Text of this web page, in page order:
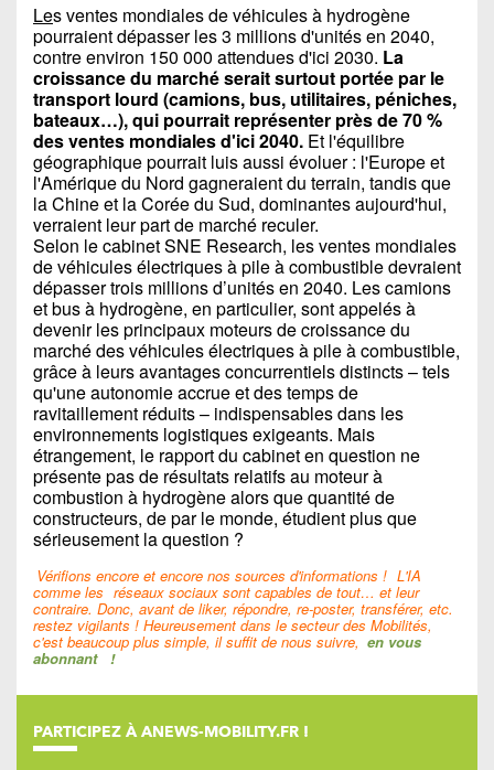
Les ventes mondiales de véhicules à hydrogène
pourraient dépasser les 3 millions d'unités en 2040,
contre environ 150 000 attendues d'ici 2030. La
croissance du marché serait surtout portée par le
transport lourd (camions, bus, utilitaires, péniches,
bateaux…), qui pourrait représenter près de 70 %
des ventes mondiales d'ici 2040. Et l'équilibre
géographique pourrait luis aussi évoluer : l'Europe et
l'Amérique du Nord gagneraient du terrain, tandis que
la Chine et la Corée du Sud, dominantes aujourd'hui,
verraient leur part de marché reculer.
Selon le cabinet SNE Research, les ventes mondiales
de véhicules électriques à pile à combustible devraient
dépasser trois millions d’unités en 2040. Les camions
et bus à hydrogène, en particulier, sont appelés à
devenir les principaux moteurs de croissance du
marché des véhicules électriques à pile à combustible,
grâce à leurs avantages concurrentiels distincts – tels
qu'une autonomie accrue et des temps de
ravitaillement réduits – indispensables dans les
environnements logistiques exigeants. Mais
étrangement, le rapport du cabinet en question ne
présente pas de résultats relatifs au moteur à
combustion à hydrogène alors que quantité de
constructeurs, de par le monde, étudient plus que
sérieusement la question ?
Vérifions encore et encore nos sources d'informations ! L'IA
comme les réseaux sociaux sont capables de tout… et leur
contraire. Donc, avant de liker, répondre, re-poster, transférer, etc.
restez vigilants ! Heureusement dans le secteur des Mobilités,
c'est beaucoup plus simple, il suffit de nous suivre, en vous
abonnant !
PARTICIPEZ À ANEWS-MOBILITY.FR !